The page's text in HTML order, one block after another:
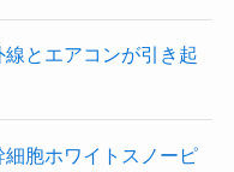
とエアコンが引き起
胞ホワイトスノーピ